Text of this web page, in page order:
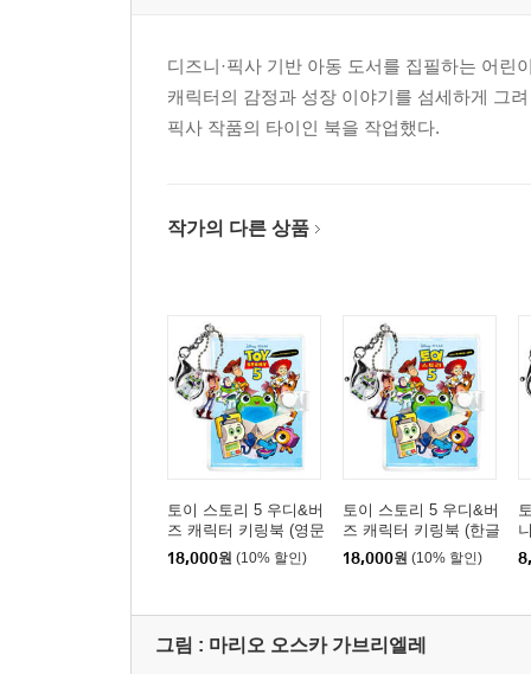
디즈니·픽사 기반 아동 도서를 집필하는 어
캐릭터의 감정과 성장 이야기를 섬세하게 그
픽사 작품의 타이인 북을 작업했다.
작가의 다른 상품
토이 스토리 5 우디&버
즈 캐릭터 키링북 (영문
판)
18,000원 (10% 할인)
토이 스토리 5 우디&버
즈 캐릭터 키링북 (한글
판)
18,000원 (10% 할인)
그림 : 마리오 오스카 가브리엘레